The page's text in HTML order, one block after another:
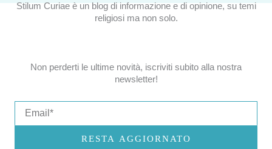
Stilum Curiae è un blog di informazione e di opinione, su temi
religiosi ma non solo.
Non perderti le ultime novità, iscriviti subito alla nostra
newsletter!
RESTA AGGIORNATO